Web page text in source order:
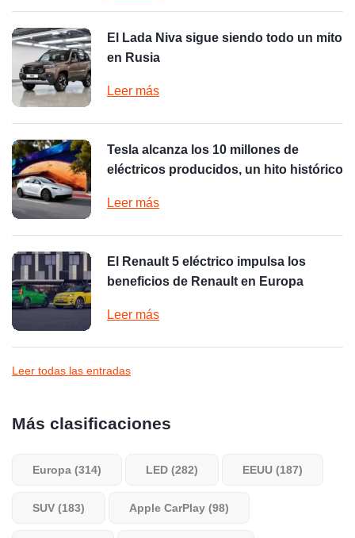
El Lada Niva sigue siendo todo un mito
en Rusia
Leer más
Tesla alcanza los 10 millones de
eléctricos producidos, un hito histórico
Leer más
El Renault 5 eléctrico impulsa los
beneficios de Renault en Europa
Leer más
Leer todas las entradas
Más clasificaciones
Europa (314) LED (282) EEUU (187)
SUV (183) Apple CarPlay (98)